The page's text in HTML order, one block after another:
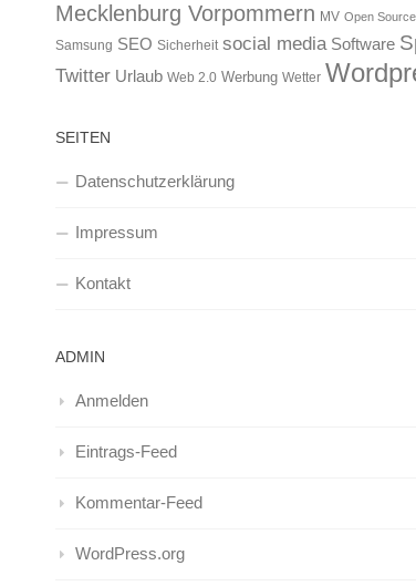
Mecklenburg Vorpommern MV Open Source
Samsung SEO Sicherheit social media Software
Twitter Urlaub Web 2.0 Werbung Wetter
SEITEN
Datenschutzerklärung
Impressum
Kontakt
ADMIN
Anmelden
Eintrags-Feed
Kommentar-Feed
WordPress.org